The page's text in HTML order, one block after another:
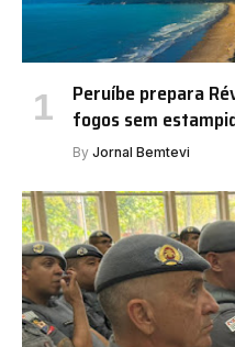
Peruíbe prepara
fogos sem
By Jornal Bemtevi